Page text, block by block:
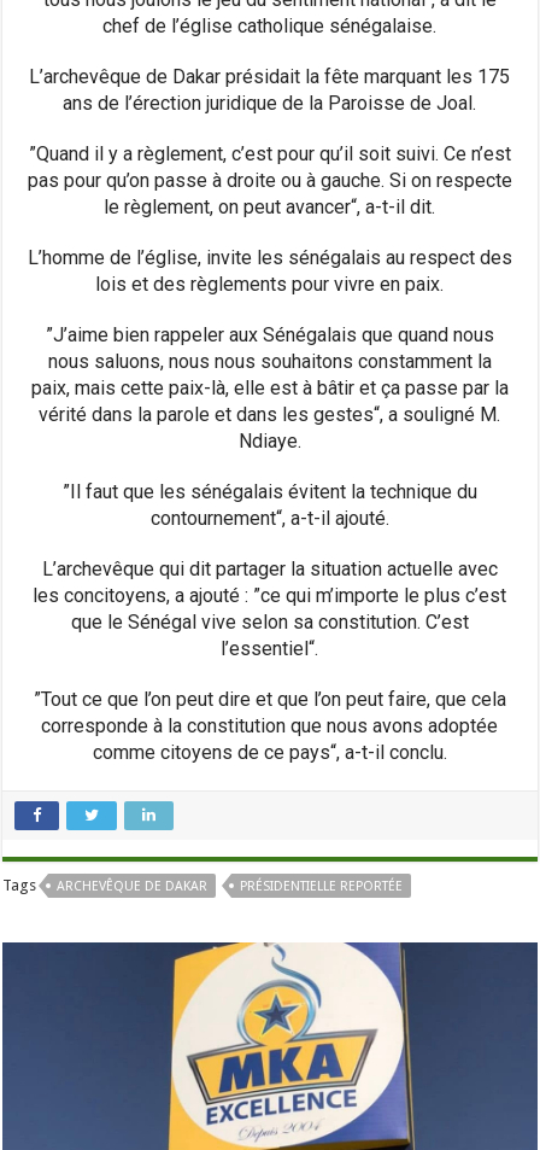
chef de l’église catholique sénégalaise.
L’archevêque de Dakar présidait la fête marquant les 175
ans de l’érection juridique de la Paroisse de Joal.
”Quand il y a règlement, c’est pour qu’il soit suivi. Ce n’est
pas pour qu’on passe à droite ou à gauche. Si on respecte
le règlement, on peut avancer“, a-t-il dit.
L’homme de l’église, invite les sénégalais au respect des
lois et des règlements pour vivre en paix.
”J’aime bien rappeler aux Sénégalais que quand nous
nous saluons, nous nous souhaitons constamment la
paix, mais cette paix-là, elle est à bâtir et ça passe par la
vérité dans la parole et dans les gestes“, a souligné M.
Ndiaye.
”Il faut que les sénégalais évitent la technique du
contournement“, a-t-il ajouté.
L’archevêque qui dit partager la situation actuelle avec
les concitoyens, a ajouté : ”ce qui m’importe le plus c’est
que le Sénégal vive selon sa constitution. C’est
l’essentiel“.
”Tout ce que l’on peut dire et que l’on peut faire, que cela
corresponde à la constitution que nous avons adoptée
comme citoyens de ce pays“, a-t-il conclu.
Tags ARCHEVÊQUE DE DAKAR PRÉSIDENTIELLE REPORTÉE